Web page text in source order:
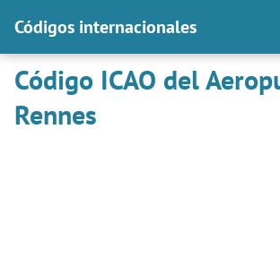
Códigos internacionales
Código ICAO del
Rennes